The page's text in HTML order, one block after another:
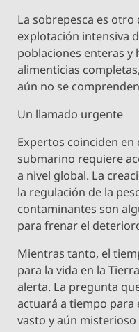
La sobrepesca es
explotación intensiva
poblaciones enteras y
alimenticias
aún no se
Un llamado urgente
Expertos coinciden
submarino requiere
a nivel global. La
la regulación de la
contaminantes son
para frenar el
Mientras tanto, el
para la vida en la
alerta. La pregunta
actuará a tiempo
vasto y aún misterioso